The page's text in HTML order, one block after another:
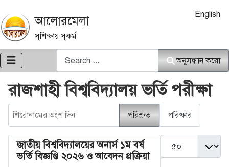
আলোরমেলা
সুশিক্ষায় সুকর্ম
আপনার ভাষা
English
অনুসন্ধান করো
অনুসন্ধান করো
রাজশাহী বিশ্ববিদ্যালয় ভর্তি পরীক্ষা
শিরোনামের অংশ দিন
পরিশ্রুত পরিষ্কার
জাতীয় বিশ্ববিদ্যালয়ের অনার্স ১ম বর্ষ
ভর্তি বিজ্ঞপ্তি ২০২৬ ও আবেদন প্রক্রিয়া